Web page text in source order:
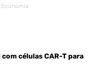
células CAR-T para